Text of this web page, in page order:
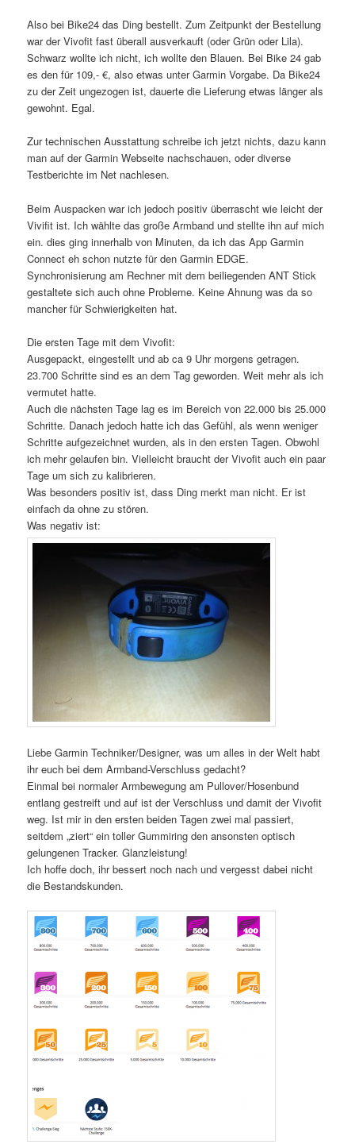
Also bei Bike24 das Ding bestellt. Zum Zeitpunkt der Bestellung
war der Vivofit fast überall ausverkauft (oder Grün oder Lila).
Schwarz wollte ich nicht, ich wollte den Blauen. Bei Bike 24 gab
es den für 109,- €, also etwas unter Garmin Vorgabe. Da Bike24
zu der Zeit ungezogen ist, dauerte die Lieferung etwas länger als
gewohnt. Egal.
Zur technischen Ausstattung schreibe ich jetzt nichts, dazu kann
man auf der Garmin Webseite nachschauen, oder diverse
Testberichte im Net nachlesen.
Beim Auspacken war ich jedoch positiv überrascht wie leicht der
Vivifit ist. Ich wählte das große Armband und stellte ihn auf mich
ein. dies ging innerhalb von Minuten, da ich das App Garmin
Connect eh schon nutzte für den Garmin EDGE.
Synchronisierung am Rechner mit dem beiliegenden ANT Stick
gestaltete sich auch ohne Probleme. Keine Ahnung was da so
mancher für Schwierigkeiten hat.
Die ersten Tage mit dem Vivofit:
Ausgepackt, eingestellt und ab ca 9 Uhr morgens getragen.
23.700 Schritte sind es an dem Tag geworden. Weit mehr als ich
vermutet hatte.
Auch die nächsten Tage lag es im Bereich von 22.000 bis 25.000
Schritte. Danach jedoch hatte ich das Gefühl, als wenn weniger
Schritte aufgezeichnet wurden, als in den ersten Tagen. Obwohl
ich mehr gelaufen bin. Vielleicht braucht der Vivofit auch ein paar
Tage um sich zu kalibrieren.
Was besonders positiv ist, dass Ding merkt man nicht. Er ist
einfach da ohne zu stören.
Was negativ ist:
Liebe Garmin Techniker/Designer, was um alles in der Welt habt
ihr euch bei dem Armband-Verschluss gedacht?
Einmal bei normaler Armbewegung am Pullover/Hosenbund
entlang gestreift und auf ist der Verschluss und damit der Vivofit
weg. Ist mir in den ersten beiden Tagen zwei mal passiert,
seitdem „ziert“ ein toller Gummiring den ansonsten optisch
gelungenen Tracker. Glanzleistung!
Ich hoffe doch, ihr bessert noch nach und vergesst dabei nicht
die Bestandskunden.